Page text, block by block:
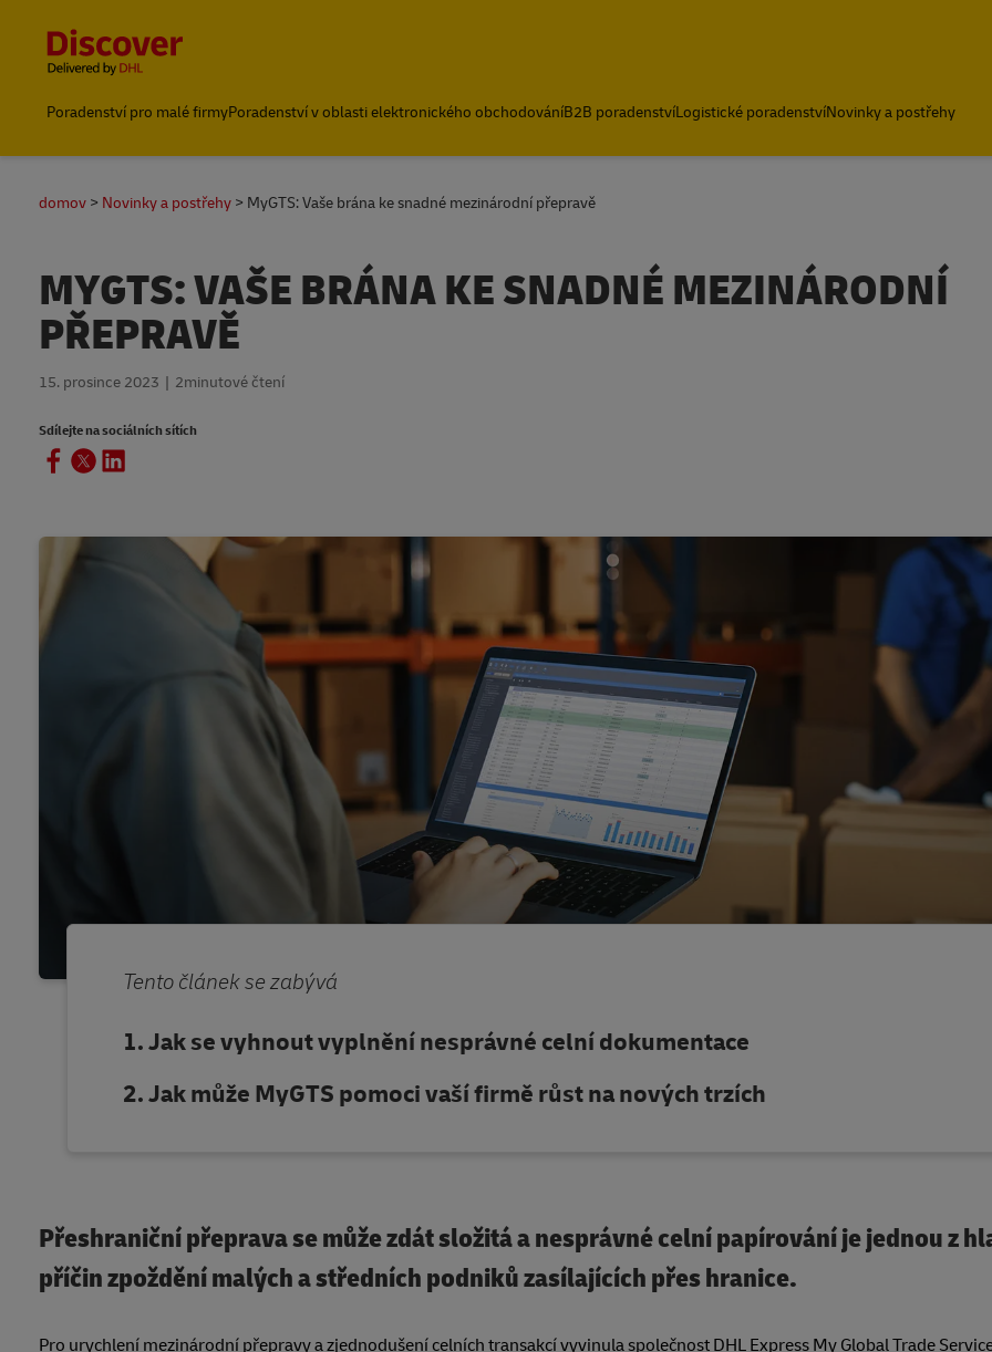
Poradenství pro malé firmyPoradenství v oblasti elektronického obchodováníB2B poradenstvíLogistické poradenstvíNovinky a postřehy
domov
Novinky a postřehy MyGTS: Vaše brána ke snadné mezinárodní přepravě
MYGTS: VAŠE BRÁNA KE SNADNÉ MEZINÁRODNÍ
PŘEPRAVĚ
15. prosince 2023 2minutové čtení
Sdílejte na sociálních sítích
Tento článek se zabývá
Jak se vyhnout vyplnění nesprávné celní dokumentace
Jak může MyGTS pomoci vaší firmě růst na nových trzích
Přeshraniční přeprava se může zdát složitá a nesprávné celní papírování je jednou z
příčin zpoždění malých a středních podniků zasílajících přes hranice.
Pro urychlení mezinárodní přepravy a zjednodušení celních transakcí vyvinula společnost DHL Express My Global Trade